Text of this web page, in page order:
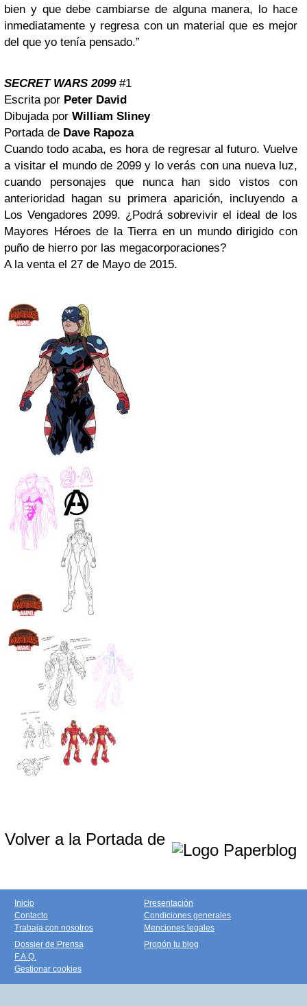
bien y que debe cambiarse de alguna manera, lo hace
inmediatamente y regresa con un material que es mejor
del que yo tenía pensado.”
SECRET WARS 2099#1
Escrita por Peter David
Dibujada por William Sliney
Portada de Dave Rapoza
Cuando todo acaba, es hora de regresar al futuro. Vuelve
a visitar el mundo de 2099 y lo verás con una nueva luz,
cuando personajes que nunca han sido vistos con
anterioridad hagan su primera aparición, incluyendo a
Los Vengadores 2099. ¿Podrá sobrevivir el ideal de los
Mayores Héroes de la Tierra en un mundo dirigido con
puño de hierro por las megacorporaciones?
A la venta el 27 de Mayo de 2015.
Volver a la Portada de
Inicio
Contacto
Trabaja con nosotros
Presentación
Condiciones generales
Menciones legales
Dossier de Prensa
F.A.Q.
Gestionar cookies
Propón tu blog